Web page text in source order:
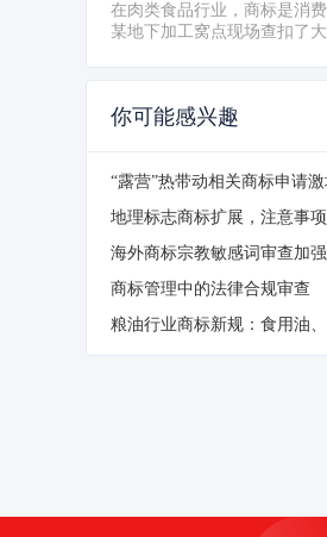
在肉类食品行业，商标是消
某地下加工窝点现场查扣了
你可能感兴趣
“露营”热带动相关商标申请
地理标志商标扩展，注意事
海外商标宗教敏感词审查加强
商标管理中的法律合规审查
粮油行业商标新规：食用油